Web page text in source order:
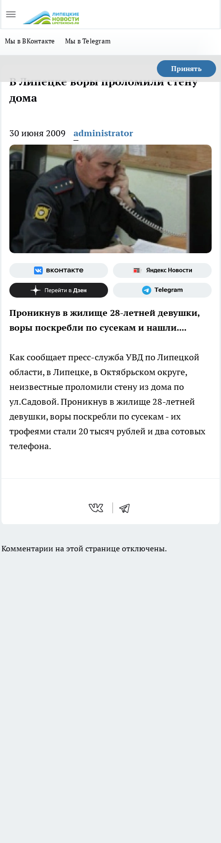
Мы в ВКонтакте Мы в Telegram
Принять
В Липецке воры проломили стену
дома
30 июня 2009 administrator
Проникнув в жилище 28-летней девушки,
воры поскребли по сусекам и нашли....
Как сообщает пресс-служба УВД по Липецкой
области, в Липецке, в Октябрьском округе,
неизвестные проломили стену из дома по
ул.Садовой. Проникнув в жилище 28-летней
девушки, воры поскребли по сусекам - их
трофеями стали 20 тысяч рублей и два сотовых
телефона.
Комментарии на этой странице отключены.